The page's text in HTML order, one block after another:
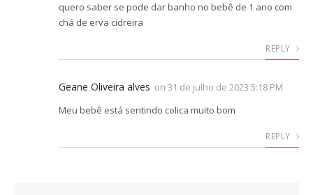
quero saber se pode dar banho no bebê de 1 ano com
chá de erva cidreira
REPLY
Geane Oliveira alves on 31 de julho de 2023 5:18 PM
Meu bebê está sentindo colica muito bom
REPLY